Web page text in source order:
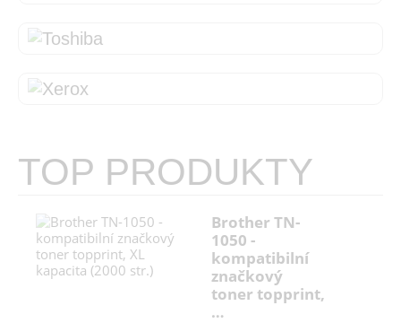
TOP PRODUKTY
Brother TN-
1050 -
kompatibilní
značkový
toner topprint,
…